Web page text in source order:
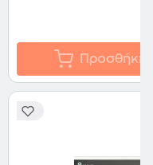
Προσθήκη